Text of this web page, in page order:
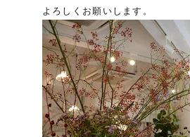
よろしくお願いします。